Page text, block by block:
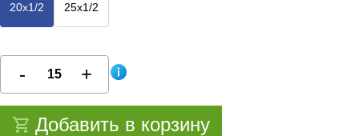
20х1/2 25х1/2
Добавить в корзину